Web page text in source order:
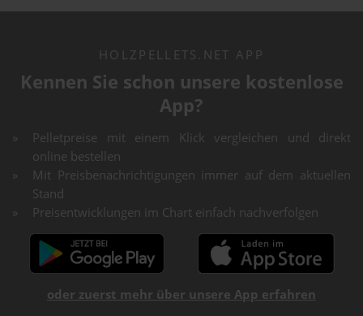
HOLZPELLETS.NET APP
Kennen Sie schon unsere kostenlose
App?
Pelletpreise mit einem Klick vergleichen und direkt
online bestellen
Mit Preisbenachrichtigungen immer auf dem aktuellen
Stand
Preisentwicklungen im Chart einfach nachverfolgen
oder zuerst mehr über unsere App erfahren